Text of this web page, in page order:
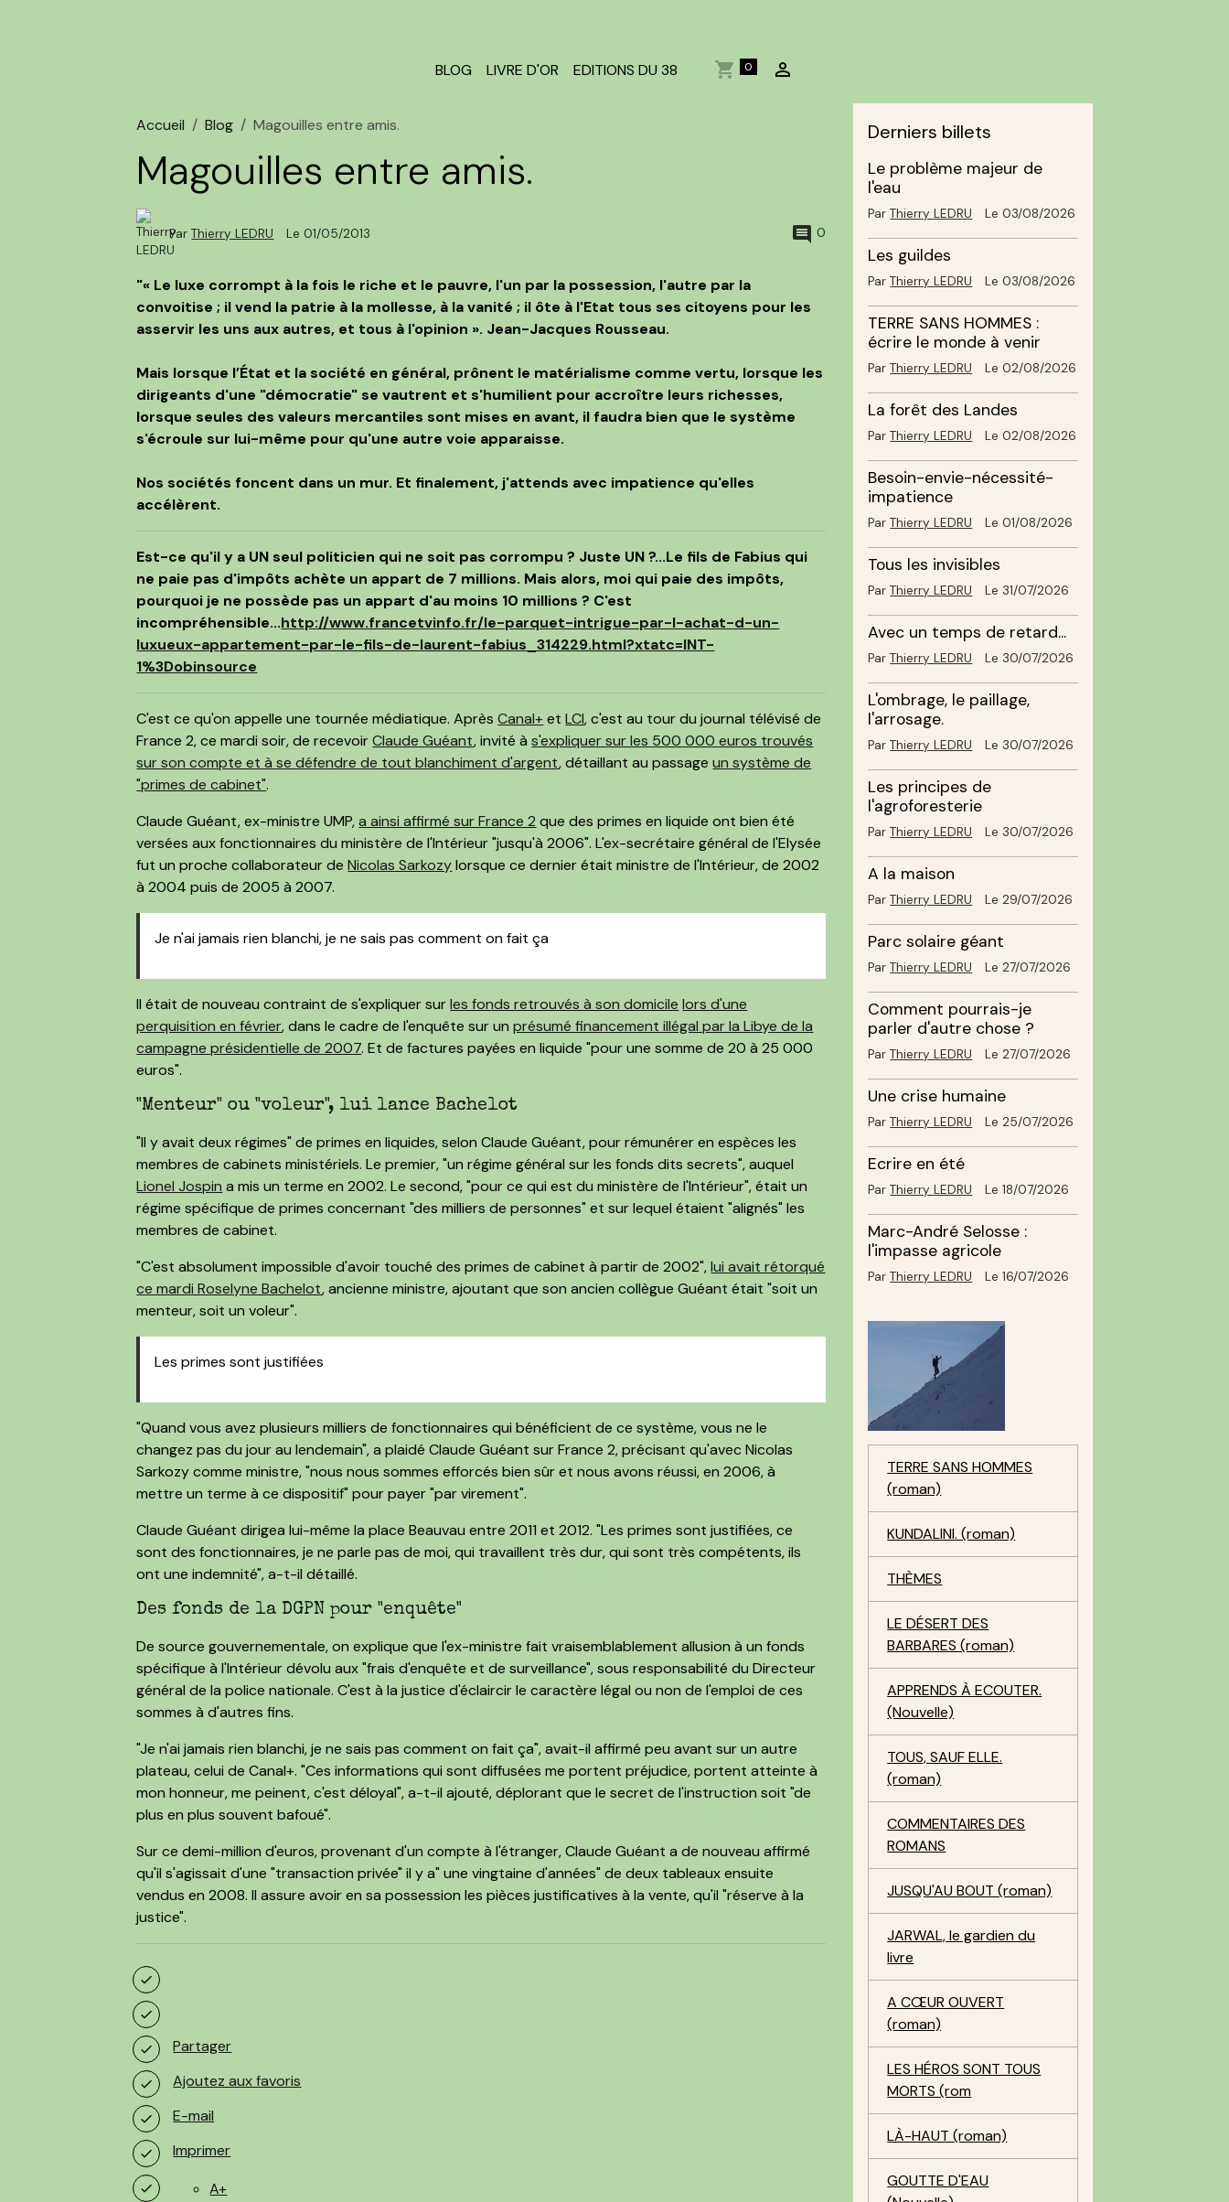
BLOG LIVRE D'OR EDITIONS DU 38 0
Accueil Blog Magouilles entre amis.
Magouilles entre amis.
ParThierry LEDRU Le 01/05/2013 0
"« Le luxe corrompt à la fois le riche et le pauvre, l'un par la possession, l'autre par la
convoitise ; il vend la patrie à la mollesse, à la vanité ; il ôte à l'Etat tous ses citoyens pour les
asservir les uns aux autres, et tous à l'opinion ». Jean-Jacques Rousseau.
Mais lorsque l’État et la société en général, prônent le matérialisme comme vertu, lorsque les
dirigeants d'une "démocratie" se vautrent et s'humilient pour accroître leurs richesses,
lorsque seules des valeurs mercantiles sont mises en avant, il faudra bien que le système
s'écroule sur lui-même pour qu'une autre voie apparaisse.
Nos sociétés foncent dans un mur. Et finalement, j'attends avec impatience qu'elles
accélèrent.
Est-ce qu'il y a UN seul politicien qui ne soit pas corrompu ? Juste UN ?...Le fils de Fabius qui
ne paie pas d'impôts achète un appart de 7 millions. Mais alors, moi qui paie des impôts,
pourquoi je ne possède pas un appart d'au moins 10 millions ? C'est
incompréhensible...http://www.francetvinfo.fr/le-parquet-intrigue-par-l-achat-d-un-
luxueux-appartement-par-le-fils-de-laurent-fabius_314229.html?xtatc=INT-
1%3Dobinsource
C'est ce qu'on appelle une tournée médiatique. AprèsCanal+etLCI, c'est au tour du journal télévisé de
France 2, ce mardi soir, de recevoirClaude Guéant, invité às'expliquer sur les 500 000 euros trouvés
sur son compte et à se défendre de tout blanchiment d'argent, détaillant au passageun système de
"primes de cabinet".
Claude Guéant, ex-ministre UMP,a ainsi affirmé sur France 2 que des primes en liquide ont bien été
versées aux fonctionnaires du ministère de l'Intérieur "jusqu'à 2006". L'ex-secrétaire général de l'Elysée
fut un proche collaborateur deNicolas Sarkozylorsque ce dernier était ministre de l'Intérieur, de 2002
à 2004 puis de 2005 à 2007.
Je n'ai jamais rien blanchi, je ne sais pas comment on fait ça
Il était de nouveau contraint de s'expliquer surles fonds retrouvés à son domicile lors d'une
perquisition en février, dans le cadre de l'enquête sur unprésumé financement illégal par la Libye de la
campagne présidentielle de 2007. Et de factures payées en liquide "pour une somme de 20 à 25 000
euros".
"Menteur" ou "voleur", lui lance Bachelot
"Il y avait deux régimes" de primes en liquides, selon Claude Guéant, pour rémunérer en espèces les
membres de cabinets ministériels. Le premier, "un régime général sur les fonds dits secrets", auquel
Lionel Jospin a mis un terme en 2002. Le second, "pour ce qui est du ministère de l'Intérieur", était un
régime spécifique de primes concernant "des milliers de personnes" et sur lequel étaient "alignés" les
membres de cabinet.
"C'est absolument impossible d'avoir touché des primes de cabinet à partir de 2002",lui avait rétorqué
ce mardi Roselyne Bachelot, ancienne ministre, ajoutant que son ancien collègue Guéant était "soit un
menteur, soit un voleur".
Les primes sont justifiées
"Quand vous avez plusieurs milliers de fonctionnaires qui bénéficient de ce système, vous ne le
changez pas du jour au lendemain", a plaidé Claude Guéant sur France 2, précisant qu'avec Nicolas
Sarkozy comme ministre, "nous nous sommes efforcés bien sûr et nous avons réussi, en 2006, à
mettre un terme à ce dispositif" pour payer "par virement".
Claude Guéant dirigea lui-même la place Beauvau entre 2011 et 2012. "Les primes sont justifiées, ce
sont des fonctionnaires, je ne parle pas de moi, qui travaillent très dur, qui sont très compétents, ils
ont une indemnité", a-t-il détaillé.
Des fonds de la DGPN pour "enquête"
De source gouvernementale, on explique que l'ex-ministre fait vraisemblablement allusion à un fonds
spécifique à l'Intérieur dévolu aux "frais d'enquête et de surveillance", sous responsabilité du Directeur
général de la police nationale. C'est à la justice d'éclaircir le caractère légal ou non de l'emploi de ces
sommes à d'autres fins.
"Je n'ai jamais rien blanchi, je ne sais pas comment on fait ça", avait-il affirmé peu avant sur un autre
plateau, celui de Canal+. "Ces informations qui sont diffusées me portent préjudice, portent atteinte à
mon honneur, me peinent, c'est déloyal", a-t-il ajouté, déplorant que le secret de l'instruction soit "de
plus en plus souvent bafoué".
Sur ce demi-million d'euros, provenant d'un compte à l'étranger, Claude Guéant a de nouveau affirmé
qu'il s'agissait d'une "transaction privée" il y a" une vingtaine d'années" de deux tableaux ensuite
vendus en 2008. Il assure avoir en sa possession les pièces justificatives à la vente, qu'il "réserve à la
justice".
Partager
Ajoutez aux favoris
E-mail
Imprimer
A+
Derniers billets
Le problème majeur de
l'eau
ParThierry LEDRU Le 03/08/2026
Les guildes
ParThierry LEDRU Le 03/08/2026
TERRE SANS HOMMES :
écrire le monde à venir
ParThierry LEDRU Le 02/08/2026
La forêt des Landes
ParThierry LEDRU Le 02/08/2026
Besoin-envie-nécessité-
impatience
ParThierry LEDRU Le 01/08/2026
Tous les invisibles
ParThierry LEDRU Le 31/07/2026
Avec un temps de retard...
ParThierry LEDRU Le 30/07/2026
L'ombrage, le paillage,
l'arrosage.
ParThierry LEDRU Le 30/07/2026
Les principes de
l'agroforesterie
ParThierry LEDRU Le 30/07/2026
A la maison
ParThierry LEDRU Le 29/07/2026
Parc solaire géant
ParThierry LEDRU Le 27/07/2026
Comment pourrais-je
parler d'autre chose ?
ParThierry LEDRU Le 27/07/2026
Une crise humaine
ParThierry LEDRU Le 25/07/2026
Ecrire en été
ParThierry LEDRU Le 18/07/2026
Marc-André Selosse :
l'impasse agricole
ParThierry LEDRU Le 16/07/2026
TERRE SANS HOMMES
(roman)
KUNDALINI. (roman)
THÈMES
LE DÉSERT DES
BARBARES (roman)
APPRENDS À ECOUTER.
(Nouvelle)
TOUS, SAUF ELLE.
(roman)
COMMENTAIRES DES
ROMANS
JUSQU'AU BOUT (roman)
JARWAL, le gardien du
livre
A CŒUR OUVERT
(roman)
LES HÉROS SONT TOUS
MORTS (rom
LÀ-HAUT (roman)
GOUTTE D'EAU